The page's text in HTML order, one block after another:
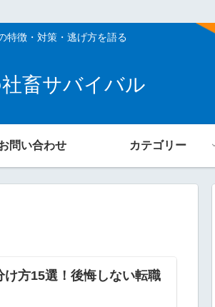
特徴・対策・逃げ方を語る
畜サバイバル
問い合わせ カテゴリー
け方15選！後悔しない転職